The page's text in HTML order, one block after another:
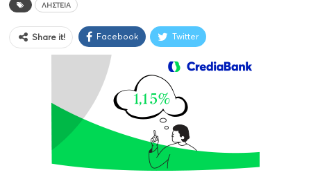
ΛΗΣΤΕΊΑ
Share it! Facebook Twitter